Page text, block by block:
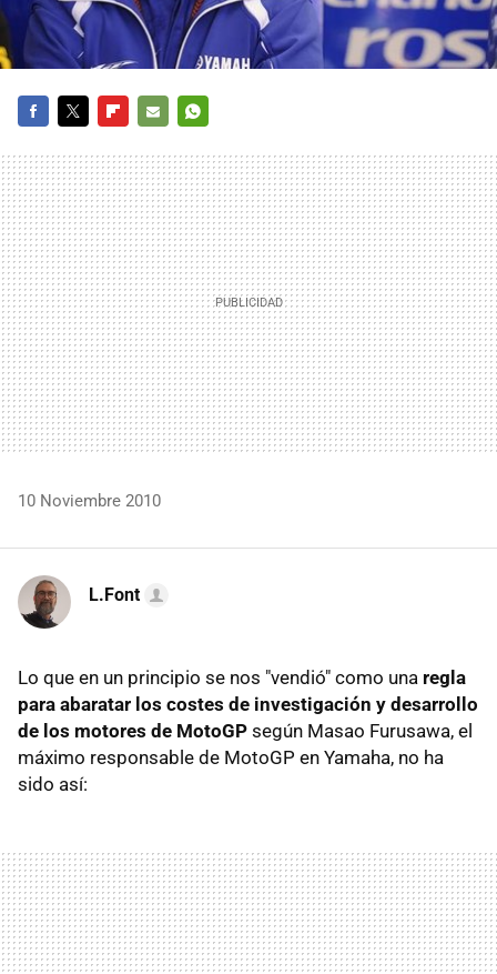
MAIL
10 Noviembre 2010
L.Font
Lo que en un principio se nos "vendió" como una regla
para abaratar los costes de investigación y desarrollo
de los motores de MotoGP según Masao Furusawa, el
máximo responsable de MotoGP en Yamaha, no ha
sido así: